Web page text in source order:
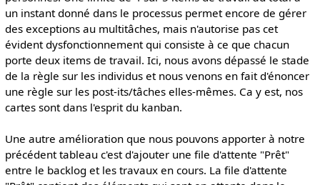
un instant donné dans le processus permet encore de gérer
des exceptions au multitâches, mais n'autorise pas cet
évident dysfonctionnement qui consiste à ce que chacun
porte deux items de travail. Ici, nous avons dépassé le stade
de la règle sur les individus et nous venons en fait d'énoncer
une règle sur les post-its/tâches elles-mêmes. Ca y est, nos
cartes sont dans l'esprit du kanban.
Une autre amélioration que nous pouvons apporter à notre
précédent tableau c'est d'ajouter une file d'attente "Prêt"
entre le backlog et les travaux en cours. La file d'attente